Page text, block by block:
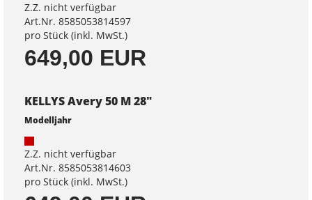
Z.Z. nicht verfügbar
Art.Nr. 8585053814597
pro Stück (inkl. MwSt.)
649,00 EUR
KELLYS Avery 50 M 28"
Modelljahr
Z.Z. nicht verfügbar
Art.Nr. 8585053814603
pro Stück (inkl. MwSt.)